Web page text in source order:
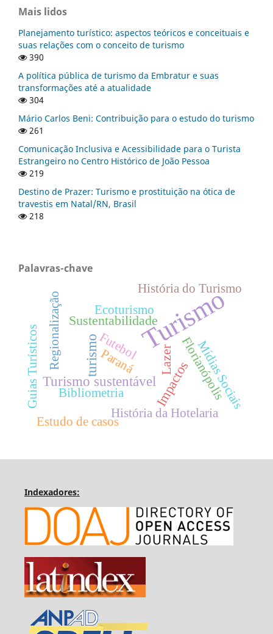
Mais lidos
Planejamento turístico: aspectos teóricos e conceituais e
suas relações com o conceito de turismo
390
A política pública de turismo da Embratur e suas
transformações até a atualidade
304
Mário Carlos Beni: Contribuição para o estudo do turismo
261
Comunicação Inclusiva e Acessibilidade para o Turista
Estrangeiro no Centro Histórico de João Pessoa
219
Destino de Prazer: Turismo e prostituição na ótica de
travestis em Natal/RN, Brasil
218
Palavras-chave
Turismo
Turismo sustentável
turismo
Impactos
Lazer
Sustentabilidade
Ecoturismo
Florianópolis
Mídias Sociais
Regionalização Paraná
Bibliometria
História do Turismo
História da Hotelaria
Guias Turísticos Futebol
Estudo de casos
Indexadores: